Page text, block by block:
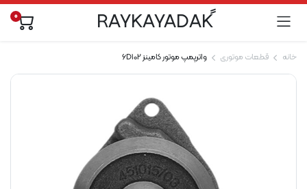
ًRAYKAYADAK 0
خانه قطعات موتوری واترپمپ موتور کامینز 6D102